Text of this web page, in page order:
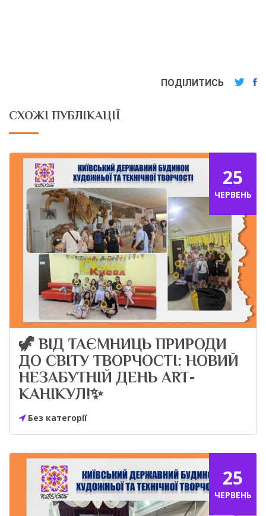
ПОДІЛИТИСЬ
СХОЖІ ПУБЛІКАЦІЇ
🦖 ВІД ТАЄМНИЦЬ ПРИРОДИ
ДО СВІТУ ТВОРЧОСТІ: НОВИЙ
НЕЗАБУТНІЙ ДЕНЬ ART-
КАНІКУЛ!✨
Без категорії
25
ЧЕРВЕНЬ
25
ЧЕРВЕНЬ